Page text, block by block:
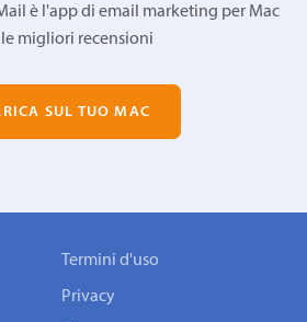
è l'app di email marketing per Mac
migliori recensioni
SUL TUO MAC
Termini d'uso
Privacy